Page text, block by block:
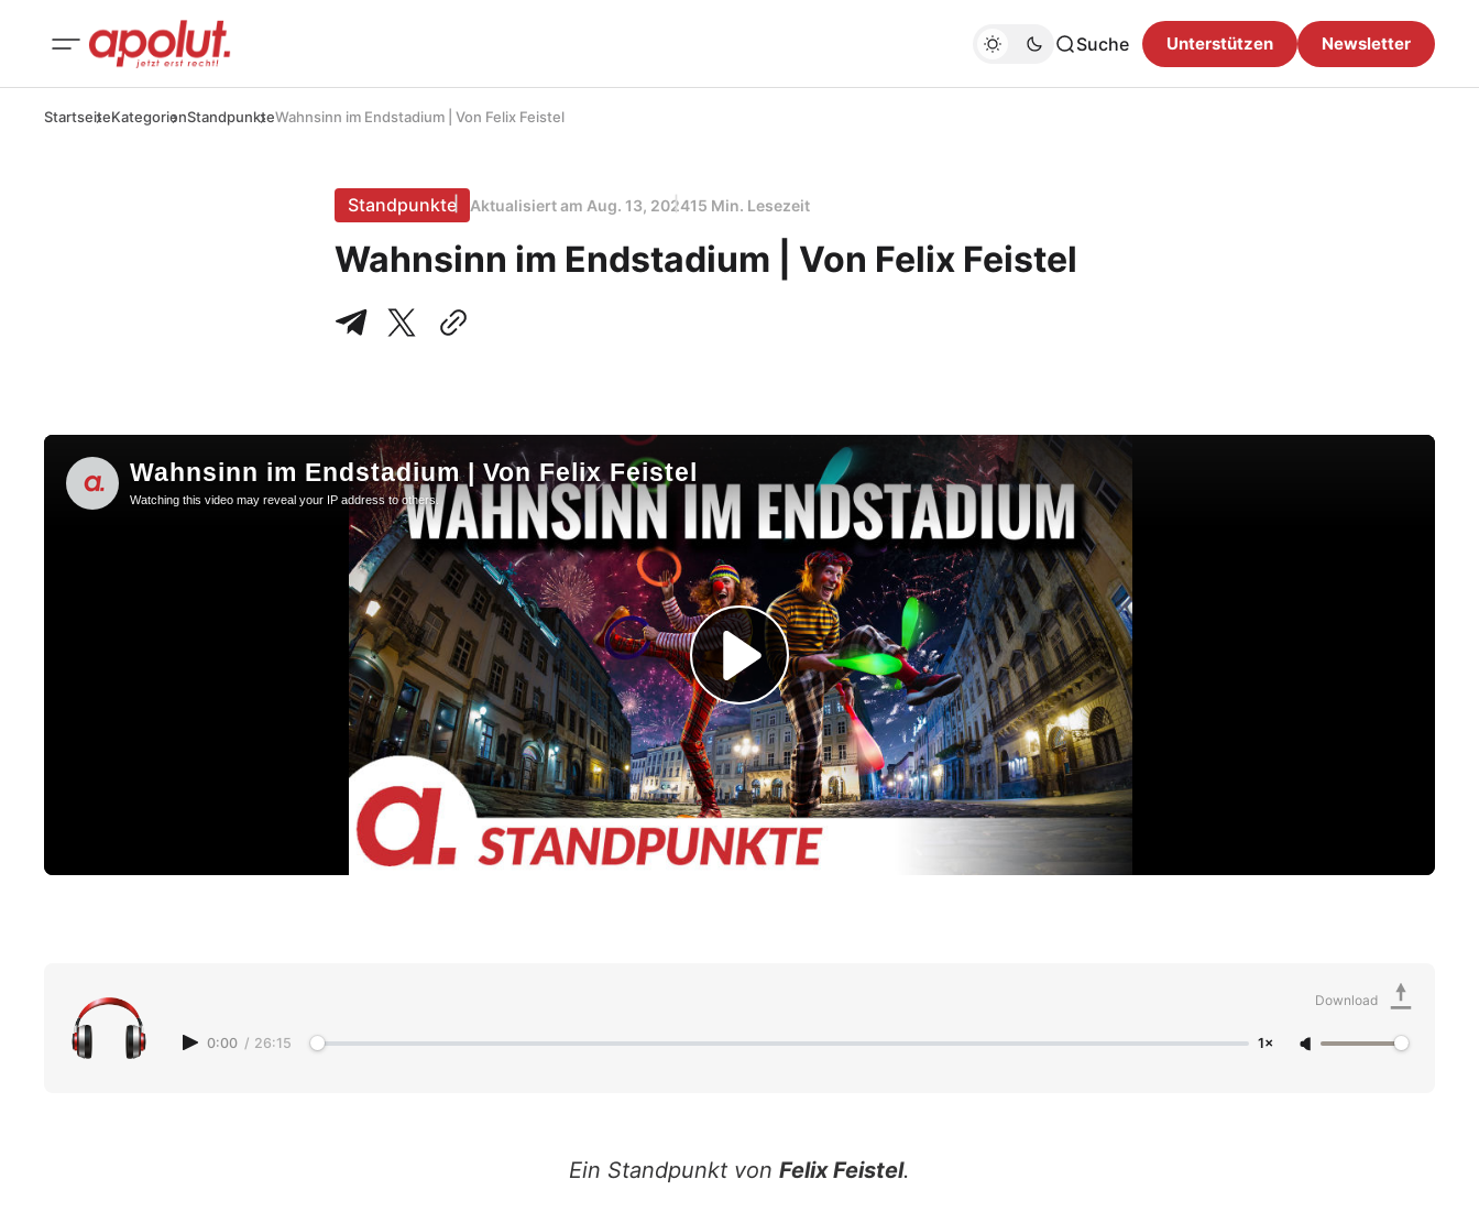
Suche Unterstützen Newsletter
StartseiteKategorienStandpunkteWahnsinn im Endstadium | Von Felix Feistel
Standpunkte Aktualisiert am Aug. 13, 202415 Min. Lesezeit
Wahnsinn im Endstadium | Von Felix Feistel
0:00 / 26:15 1×
Download
Ein Standpunkt von Felix Feistel.